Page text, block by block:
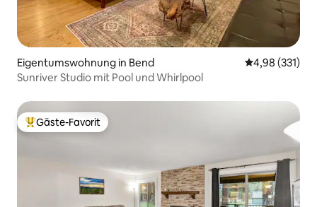
Eigentumswohnung in Bend
4,98 (331)
Sunriver Studio mit Pool und Whirlpool
Beliebter Gäste-Favorit.
Gäste-Favorit